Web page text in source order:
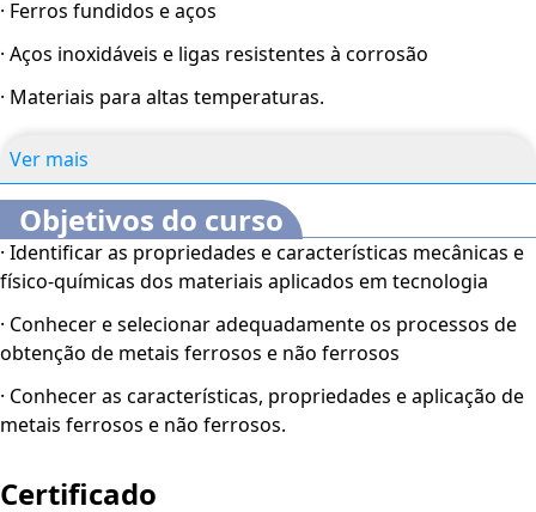
· Ferros fundidos e aços
· Aços inoxidáveis e ligas resistentes à corrosão
· Materiais para altas temperaturas.
Ver mais
Objetivos do curso
· Identificar as propriedades e características mecânicas e
físico-químicas dos materiais aplicados em tecnologia
· Conhecer e selecionar adequadamente os processos de
obtenção de metais ferrosos e não ferrosos
· Conhecer as características, propriedades e aplicação de
metais ferrosos e não ferrosos.
Certificado